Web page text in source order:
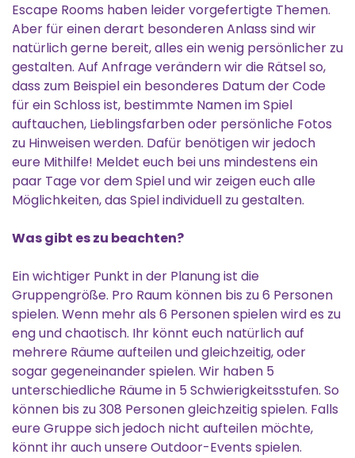
Escape Rooms haben leider vorgefertigte Themen.
Aber für einen derart besonderen Anlass sind wir
natürlich gerne bereit, alles ein wenig persönlicher zu
gestalten. Auf Anfrage verändern wir die Rätsel so,
dass zum Beispiel ein besonderes Datum der Code
für ein Schloss ist, bestimmte Namen im Spiel
auftauchen, Lieblingsfarben oder persönliche Fotos
zu Hinweisen werden. Dafür benötigen wir jedoch
eure Mithilfe! Meldet euch bei uns mindestens ein
paar Tage vor dem Spiel und wir zeigen euch alle
Möglichkeiten, das Spiel individuell zu gestalten.
Was gibt es zu beachten?
Ein wichtiger Punkt in der Planung ist die
Gruppengröße. Pro Raum können bis zu 6 Personen
spielen. Wenn mehr als 6 Personen spielen wird es zu
eng und chaotisch. Ihr könnt euch natürlich auf
mehrere Räume aufteilen und gleichzeitig, oder
sogar gegeneinander spielen. Wir haben 5
unterschiedliche Räume in 5 Schwierigkeitsstufen. So
können bis zu 308 Personen gleichzeitig spielen. Falls
eure Gruppe sich jedoch nicht aufteilen möchte,
könnt ihr auch unsere Outdoor-Events spielen.